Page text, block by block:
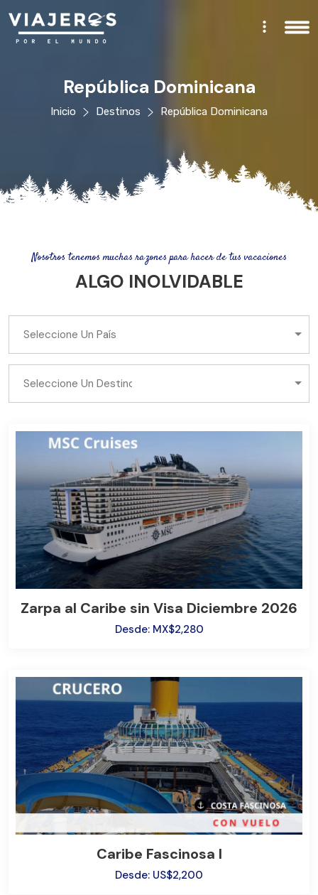
República Dominicana
Inicio Destinos República Dominicana
Nosotros tenemos muchas razones para hacer de tus vacaciones
ALGO INOLVIDABLE
Zarpa al Caribe sin Visa Diciembre 2026
Desde: MX$2,280
Caribe Fascinosa I
Desde: US$2,200